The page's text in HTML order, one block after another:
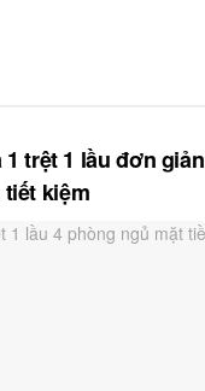
trệt 1 lầu đơn
kiệm